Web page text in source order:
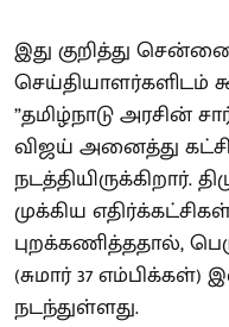
இது குறித்து
செய்தியாளர்களிடம்
”தமிழ்நாடு அரசின்
விஜய் அனைத்து
நடத்தியிருக்கிறார்.
முக்கிய
புறக்கணித்ததால்,
(சுமார் 37
நடந்துள்ளது.